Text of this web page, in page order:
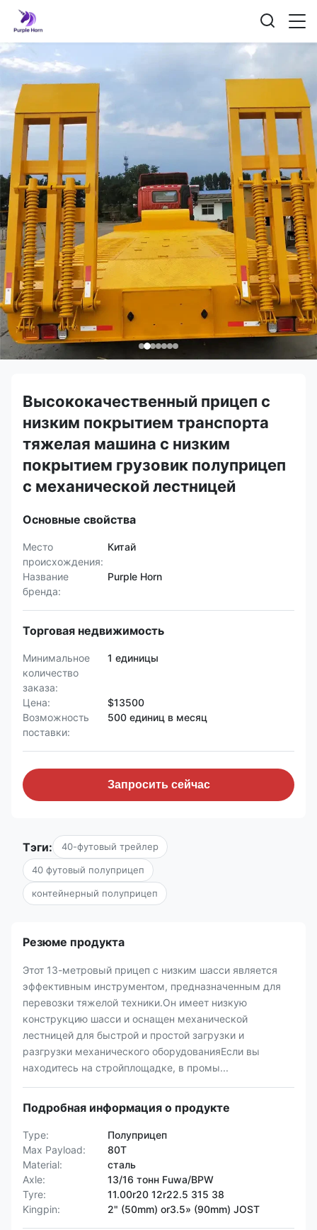
Высококачественный прицеп с
низким покрытием транспорта
тяжелая машина с низким
покрытием грузовик полуприцеп
с механической лестницей
Основные свойства
Место
происхождения:
Китай
Название
бренда:
Purple Horn
Торговая недвижимость
Минимальное
количество
заказа:
1 единицы
Цена:
$13500
Возможность
поставки:
500 единиц в месяц
Запросить сейчас
Тэги: 40-футовый трейлер
40 футовый полуприцеп
контейнерный полуприцеп
Резюме продукта
Этот 13-метровый прицеп с низким шасси является
эффективным инструментом, предназначенным для
перевозки тяжелой техники.Он имеет низкую
конструкцию шасси и оснащен механической
лестницей для быстрой и простой загрузки и
разгрузки механического оборудованияЕсли вы
находитесь на стройплощадке, в промы...
Подробная информация о продукте
Type:
Полуприцеп
Max Payload:
80T
Material:
сталь
Axle:
13/16 тонн Fuwa/BPW
Tyre:
11.00r20 12r22.5 315 38
Kingpin:
2" (50mm) or3.5» (90mm) JOST